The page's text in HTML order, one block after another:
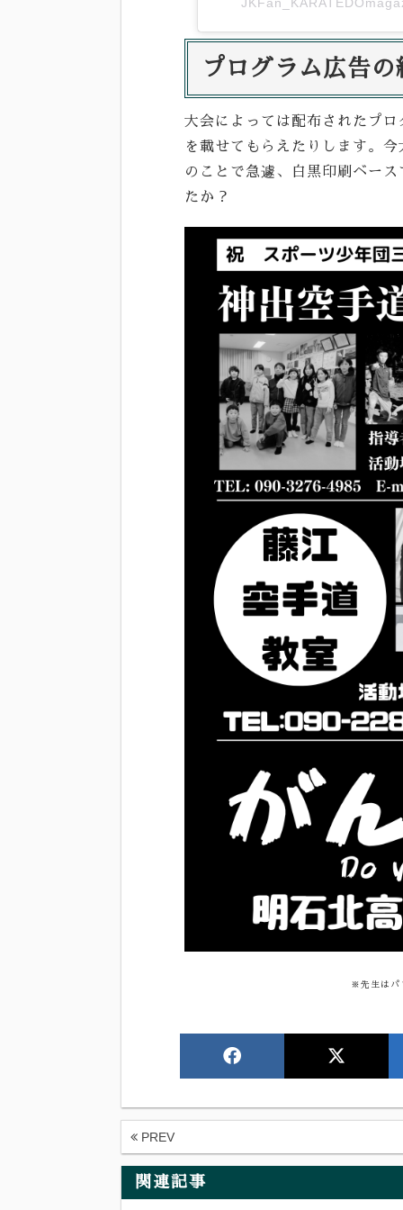
プログラム広告の
大会によっては配布されたプ
を載せてもらえたりします。
のことで急遽、白黒印刷ベー
たか？
※先生はパ
PREV
関連記事